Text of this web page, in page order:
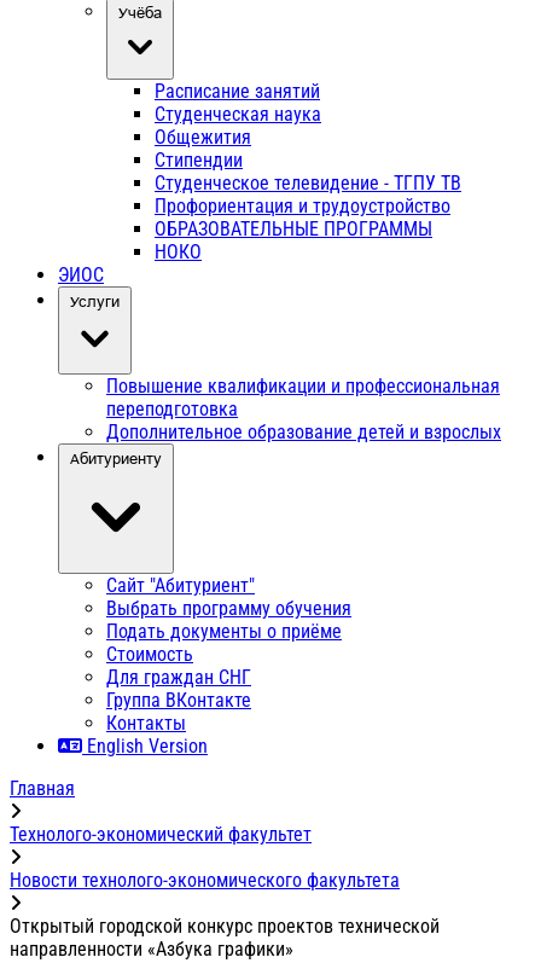
Учёба
Расписание занятий
Студенческая наука
Общежития
Стипендии
Студенческое телевидение - ТГПУ ТВ
Профориентация и трудоустройство
ОБРАЗОВАТЕЛЬНЫЕ ПРОГРАММЫ
НОКО
ЭИОС
Услуги
Повышение квалификации и профессиональная
переподготовка
Дополнительное образование детей и взрослых
Абитуриенту
Сайт "Абитуриент"
Выбрать программу обучения
Подать документы о приёме
Стоимость
Для граждан СНГ
Группа ВКонтакте
Контакты
English Version
Главная
Технолого-экономический факультет
Новости технолого-экономического факультета
Открытый городской конкурс проектов технической
направленности «Азбука графики»